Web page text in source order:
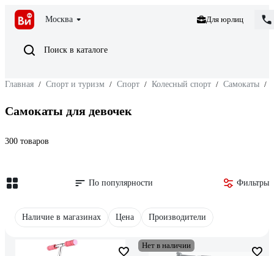
Москва Для юрлиц
Поиск в каталоге
Главная / Спорт и туризм / Спорт / Колесный спорт / Самокаты /
Самокаты для девочек
300 товаров
По популярности Фильтры
Наличие в магазинах Цена Производители
Нет в наличии